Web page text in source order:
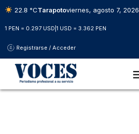
22.8 °CTarapotoviernes, agosto 7, 2026
1 PEN = 0.297 USD 1 USD = 3.362 PEN
Registrarse / Acceder